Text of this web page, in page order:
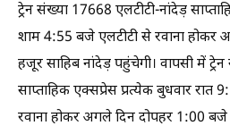
ट्रेन संख्या 17668 एलटीटी-नांदेड़
शाम 4:55 बजे एलटीटी से रवाना
हजूर साहिब नांदेड़ पहुंचेगी। वापसी में
साप्ताहिक एक्सप्रेस प्रत्येक बुधवार
रवाना होकर अगले दिन दोपहर 1:00